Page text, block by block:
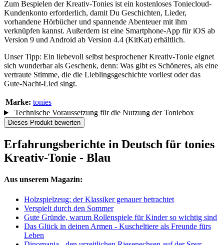
Zum Bespielen der Kreativ-Tonies ist ein kostenloses Toniecloud-
Kundenkonto erforderlich, damit Du Geschichten, Lieder,
vorhandene Hörbücher und spannende Abenteuer mit ihm
verknüpfen kannst. Außerdem ist eine Smartphone-App für iOS ab
Version 9 und Android ab Version 4.4 (KitKat) erhältlich.
Unser Tipp: Ein liebevoll selbst besprochener Kreativ-Tonie eignet
sich wunderbar als Geschenk, denn: Was gibt es Schöneres, als eine
vertraute Stimme, die die Lieblingsgeschichte vorliest oder das
Gute-Nacht-Lied singt.
Marke: tonies
Technische Voraussetzung für die Nutzung der Toniebox
Dieses Produkt bewerten
Erfahrungsberichte in Deutsch für tonies
Kreativ-Tonie - Blau
Aus unserem Magazin:
Holzspielzeug: der Klassiker genauer betrachtet
Verspielt durch den Sommer
Gute Gründe, warum Rollenspiele für Kinder so wichtig sind
Das Glück in deinen Armen - Kuscheltiere als Freunde fürs
Leben